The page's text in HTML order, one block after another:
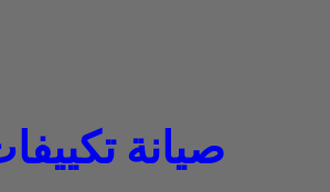
صيانة تكييفات دايو